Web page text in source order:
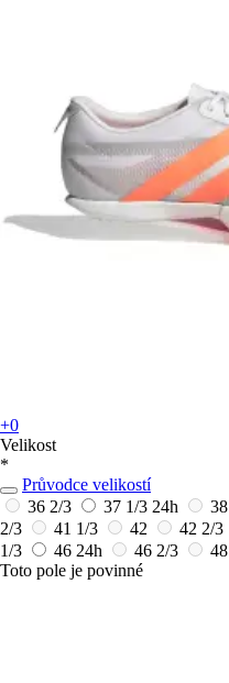
+0
Velikost
*
Průvodce velikostí
36 2/3
37 1/3 24h 38
2/3
41 1/3 42 42 2/3
1/3
46 24h 46 2/3 48
Toto pole je povinné